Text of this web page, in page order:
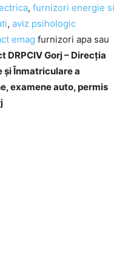
, furnizori energie si
, aviz psihologic
emag furnizori apa sau
DRPCIV Gorj – Direcția
și Înmatriculare a
examene auto, permis